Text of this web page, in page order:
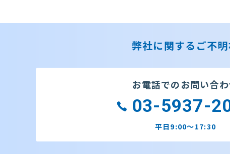
弊社に関するご不
お電話でのお問い合
03-5937-
平日9:00～17:30